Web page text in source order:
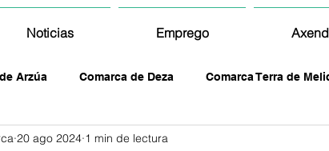
Noticias Emprego
Arzúa Comarca de Deza Comarca Terra de
20 ago 2024 1 min de lectura